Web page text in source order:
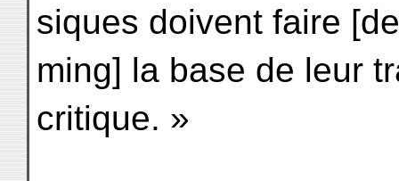
siques doivent faire
ming] la base de leur
critique. »